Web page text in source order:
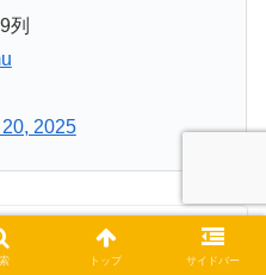
列
2025
トップ サイドバー